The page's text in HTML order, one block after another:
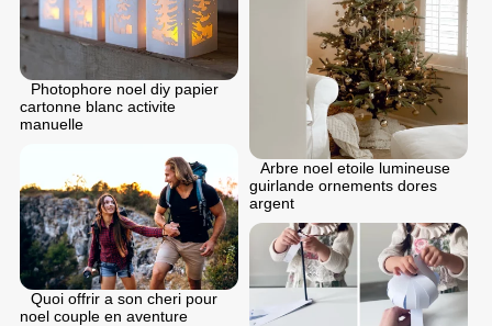
Photophore noel diy papier
cartonne blanc activite
manuelle
Arbre noel etoile lumineuse
guirlande ornements dores
argent
Quoi offrir a son cheri pour
noel couple en aventure